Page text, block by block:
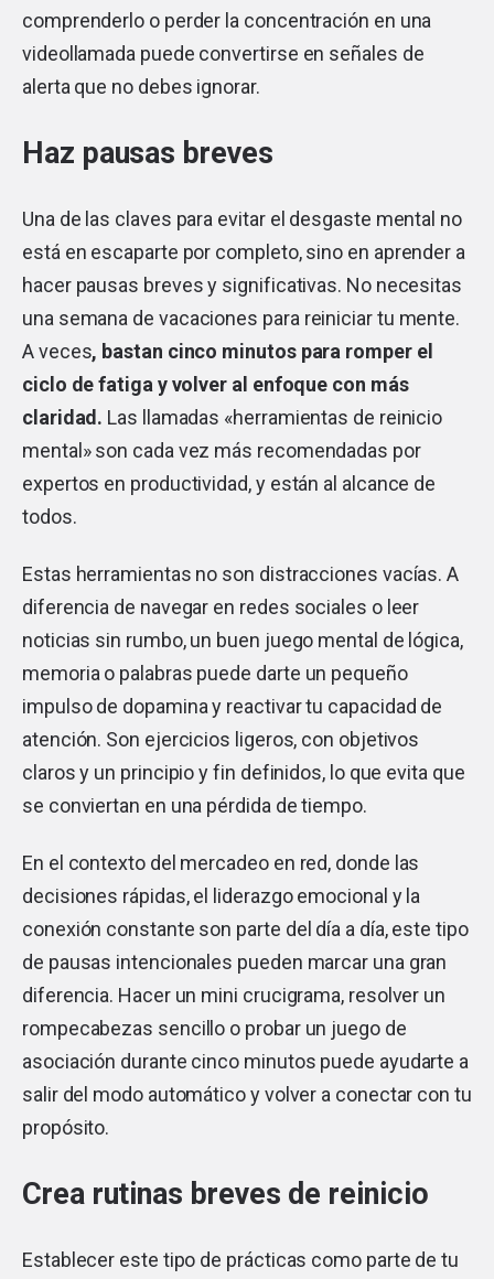
comprenderlo o perder la concentración en una
videollamada puede convertirse en señales de
alerta que no debes ignorar.
Haz pausas breves
Una de las claves para evitar el desgaste mental no
está en escaparte por completo, sino en aprender a
hacer pausas breves y significativas. No necesitas
una semana de vacaciones para reiniciar tu mente.
A veces, bastan cinco minutos para romper el
ciclo de fatiga y volver al enfoque con más
claridad. Las llamadas «herramientas de reinicio
mental» son cada vez más recomendadas por
expertos en productividad, y están al alcance de
todos.
Estas herramientas no son distracciones vacías. A
diferencia de navegar en redes sociales o leer
noticias sin rumbo, un buen juego mental de lógica,
memoria o palabras puede darte un pequeño
impulso de dopamina y reactivar tu capacidad de
atención. Son ejercicios ligeros, con objetivos
claros y un principio y fin definidos, lo que evita que
se conviertan en una pérdida de tiempo.
En el contexto del mercadeo en red, donde las
decisiones rápidas, el liderazgo emocional y la
conexión constante son parte del día a día, este tipo
de pausas intencionales pueden marcar una gran
diferencia. Hacer un mini crucigrama, resolver un
rompecabezas sencillo o probar un juego de
asociación durante cinco minutos puede ayudarte a
salir del modo automático y volver a conectar con tu
propósito.
Crea rutinas breves de reinicio
Establecer este tipo de prácticas como parte de tu